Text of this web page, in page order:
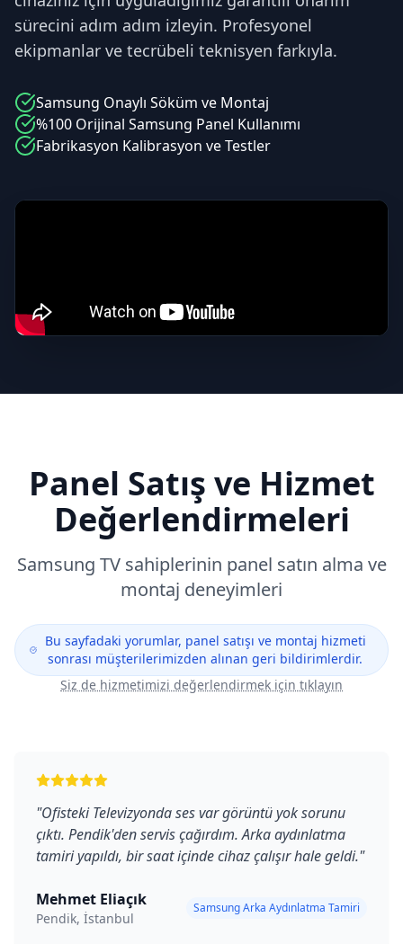
sürecini adım adım izleyin. Profesyonel
ekipmanlar ve tecrübeli teknisyen farkıyla.
Samsung Onaylı Söküm ve Montaj
%100 Orijinal Samsung Panel Kullanımı
Fabrikasyon Kalibrasyon ve Testler
Panel Satış ve Hizmet
Değerlendirmeleri
Samsung TV sahiplerinin panel satın alma ve
montaj deneyimleri
Bu sayfadaki yorumlar, panel satışı ve montaj hizmeti
sonrası müşterilerimizden alınan geri bildirimlerdir.
Siz de hizmetimizi değerlendirmek için tıklayın
"Ofisteki Televizyonda ses var görüntü yok sorunu
çıktı. Pendik'den servis çağırdım. Arka aydınlatma
tamiri yapıldı, bir saat içinde cihaz çalışır hale geldi."
Mehmet Eliaçık
Pendik, İstanbul
Samsung Arka Aydınlatma Tamiri